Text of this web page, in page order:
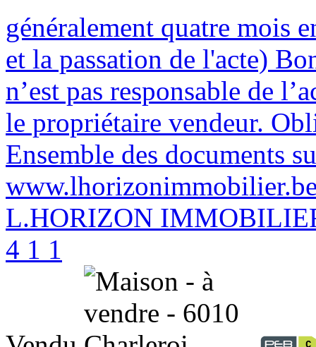
généralement quatre mois
et la passation de l'acte)
n’est pas responsable de
le propriétaire vendeur.
Ensemble des documents
L.HORIZON
4 1 1